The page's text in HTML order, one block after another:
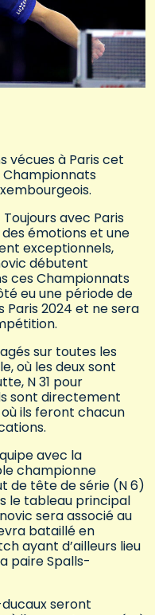
vécues à Paris cet
Championnats
avec Paris
émotions et une
exceptionnels,
débutent
ces Championnats
eu une période de
2024 et ne sera
sur toutes les
où les deux sont
N 31 pour
sont directement
ils feront chacun
avec la
championne
de tête de série (N 6)
le tableau principal
sera associé au
bataillé en
ayant d’ailleurs lieu
paire Spalls-
seront